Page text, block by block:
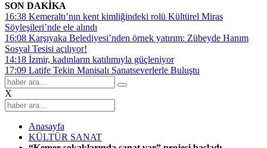
SON DAKİKA
16:38 Kemeraltı’nın kent kimliğindeki rolü Kültürel Miras
Söyleşileri’nde ele alındı
16:08 Karşıyaka Belediyesi’nden örnek yatırım: Zübeyde Hanım
Sosyal Tesisi açılıyor!
14:18 İzmir, kadınların katılımıyla güçleniyor
17:09 Latife Tekin Manisalı Sanatseverlerle Buluştu
X
Anasayfa
KÜLTÜR SANAT